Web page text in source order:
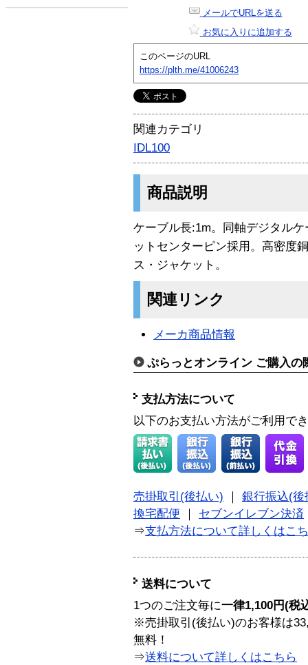
メールでURLを送る
お気に入りに追加する
このページのURL
https://plth.me/41006243
関連カテゴリ
IDL100
商品説明
ケーブル長:1m。同軸デジタル
ットセンターピン採用。高密度
ス・ジャケット。
関連リンク
メーカ商品情報
ぷらっとオンライン ご購入の
支払方法について
以下のお支払い方法がご利用で
売掛取引(後払い)
銀行振込(後
換宅配便
セブンイレブン決済
⇒支払方法について詳しくはこ
送料について
1つのご注文毎に一律1,100円(税
※売掛取引(後払い)のお客様は
無料！
⇒送料について詳しくはこちら